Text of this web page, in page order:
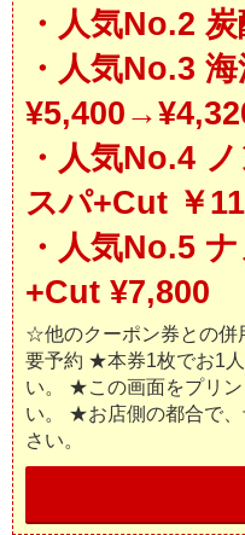
・人気No.2
・人気No.3
・人気No.4
スパ+Cut ￥
・人気No.5
+Cut ¥7,800
☆他のクーポン券との併
要予約 ★本券1枚でお1
い。 ★この画面をプリ
い。 ★お店側の都合で
さい。